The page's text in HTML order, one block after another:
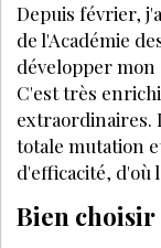
Depuis février,
de l'Académie
développer mon
C'est très
extraordinaires.
totale mutation
d'efficacité, d'où
Bien